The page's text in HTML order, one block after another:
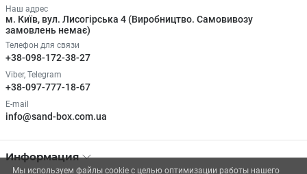
Наш адрес
м. Київ, вул. Лисогірська 4 (Виробництво. Самовивозу
замовлень немає)
Телефон для связи
+38-098-172-38-27
Viber, Telegram
+38-097-777-18-67
E-mail
info@sand-box.com.ua
Информация
Мы используем файлы cookie с целью оптимизации работы нашего